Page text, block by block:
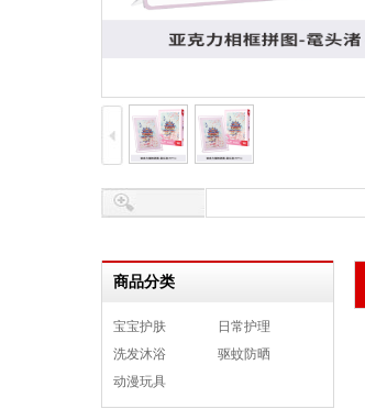
商品分类
宝宝护肤
日常护理
洗发沐浴
驱蚊防晒
动漫玩具